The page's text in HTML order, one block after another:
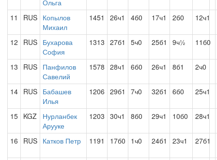
Ольга
11 RUS Копылов
Михаил
1451 26ч1 4б0 17ч1 2б0 12ч1
12 RUS Бухарова
София
1313 27б1 5ч0 25б1 9ч½ 11б0
13 RUS Панфилов
Савелий
1578 28ч1 6б0 26ч1 8б1 2ч0
14 RUS Бабашев
Илья
1206 29б1 7ч0 32б1 6б0 25ч1
15 KGZ
Нурланбек
Арууке
1203 30ч1 8б0 29ч1 10б0 28ч1
16 RUS Катков Петр 1191 17б0 1ч0 24б1 23ч1 27б1